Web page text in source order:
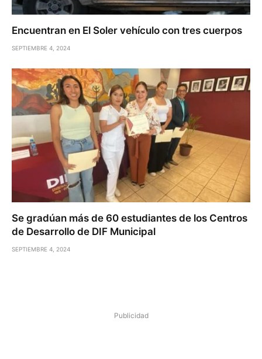
Encuentran en El Soler vehículo con tres cuerpos
SEPTIEMBRE 4, 2024
Se gradúan más de 60 estudiantes de los Centros
de Desarrollo de DIF Municipal
SEPTIEMBRE 4, 2024
Publicidad